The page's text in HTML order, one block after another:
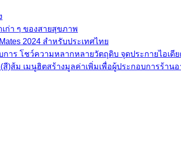
เก่า ๆ ของสายสุขภาพ
2024 สำหรับประเทศไทย
าร โชว์ความหลากหลายวัตถุดิบ จุดประกายไอเดี
)ส้ม เมนูฮิตสร้างมูลค่าเพิ่มเพื่อผู้ประกอบการร้านอ